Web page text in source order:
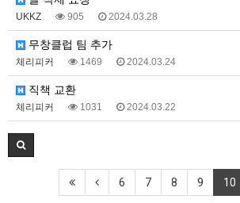
UKKZ 905 2024.03.28
무창클럽 팀 추가
체리피커 1469 2024.03.24
직책 교환
체리피커 1031 2024.03.22
6 7 8 9 10